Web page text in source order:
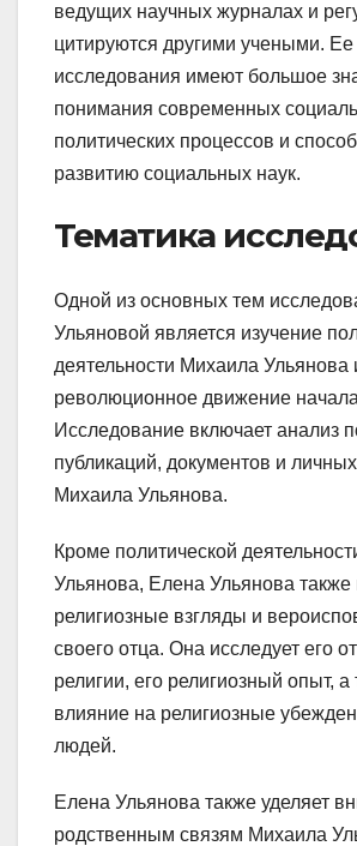
ведущих научных журналах и
цитируются другими учеными. Ее
исследования имеют большое
понимания современных
политических процессов и
развитию социальных наук.
Тематика
Одной из основных тем
Ульяновой является изучение
деятельности Михаила Ульянова
революционное движение
Исследование включает анализ
публикаций, документов и
Михаила Ульянова.
Кроме политической
Ульянова, Елена Ульянова также
религиозные взгляды и
своего отца. Она исследует его
религии, его религиозный опыт, а
влияние на религиозные
людей.
Елена Ульянова также уделяет
родственным связям Михаила